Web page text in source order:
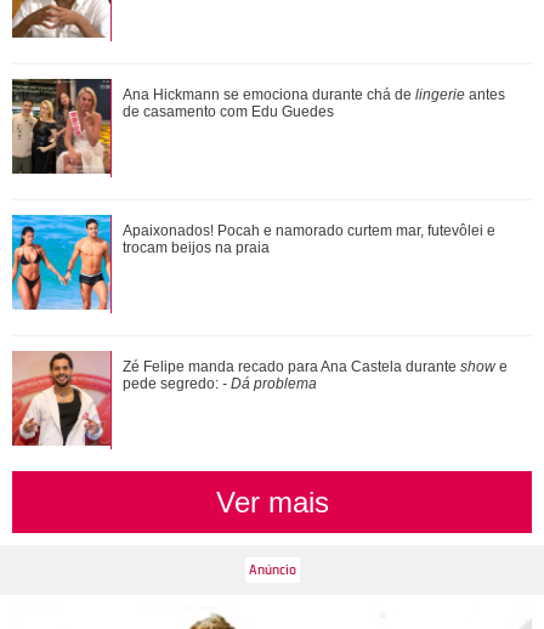
Pyong Lee e Natália Nasser se casam e compartilham
ensaio na neve: Presente mais lindo que a...
Bruna Biancardi vai disfarçada para 25 de março enquanto
prepara festa junina fora de époc...
Bruna Marquezine comemora 31 anos e ganha declaração
de marido de Sasha Meneghel: Cunhada d...
Ana Hickmann se emociona durante chá de lingerie antes
de casamento com Edu Guedes
Apaixonados! Pocah e namorado curtem mar, futevôlei e
trocam beijos na praia
Zé Felipe manda recado para Ana Castela durante show e
pede segredo: - Dá problema
Ver mais